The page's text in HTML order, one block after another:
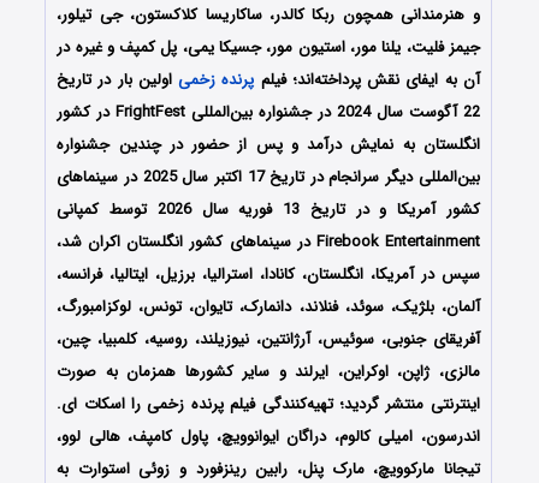
و هنرمندانی همچون ربکا کالدر،ساکاریسا کلاکستون،جی تیلور،
جیمز فلیت، یلنا مور،استیون مور،جسیکا یمی، پل کمپفو غیره در
آن به ایفای نقش پرداخته‌اند؛ فیلم پرنده زخمیاولین بار در تاریخ
22 آگوست سال 2024 در جشنواره بین‌المللی FrightFest در کشور
انگلستان به نمایش درآمد و پس از حضور در چندین جشنواره
بین‌المللی دیگر سرانجام در تاریخ 17 اکتبر سال 2025 در سینماهای
کشور آمریکا و در تاریخ 13 فوریه سال 2026 توسط کمپانی
Firebook Entertainment در سینماهای کشور انگلستان اکران شد،
سپس در آمریکا، انگلستان، کانادا، استرالیا، برزیل، ایتالیا، فرانسه،
آلمان، بلژیک، سوئد، فنلاند، دانمارک، تایوان، تونس، لوکزامبورگ،
آفریقای جنوبی، سوئیس، آرژانتین، نیوزیلند، روسیه، کلمبیا، چین،
مالزی، ژاپن، اوکراین، ایرلند و سایر کشورها همزمان به صورت
اینترنتی منتشر گردید؛ تهیه‌کنندگی فیلم پرنده زخمی را اسکات ای.
اندرسون، امیلی کالوم، دراگان ایوانوویچ، پاول کامپف، هالی لوو،
تیجانا مارکوویچ، مارک پنل، رابین رینزفورد و زوئی استوارت به